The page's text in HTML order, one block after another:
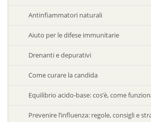
Antinfiammatori naturali
Aiuto per le difese immunitarie
Drenanti e depurativi
Come curare la candida
Equilibrio acido-base: cos’è, come
Prevenire l’influenza: regole, consigli e